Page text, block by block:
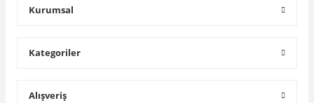
Kurumsal
Kategoriler
Alışveriş